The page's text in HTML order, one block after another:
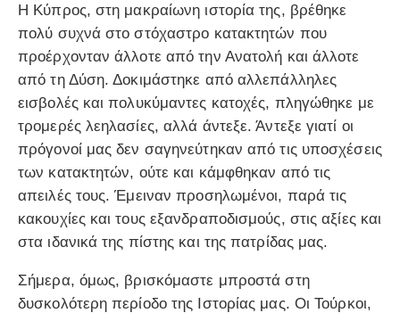
Η Κύπρος, στη μακραίωνη ιστορία της, βρέθηκε
πολύ συχνά στο στόχαστρο κατακτητών που
προέρχονταν άλλοτε από την Ανατολή και άλλοτε
από τη Δύση. Δοκιμάστηκε από αλλεπάλληλες
εισβολές και πολυκύμαντες κατοχές, πληγώθηκε με
τρομερές λεηλασίες, αλλά άντεξε. Άντεξε γιατί οι
πρόγονοί μας δεν σαγηνεύτηκαν από τις υποσχέσεις
των κατακτητών, ούτε και κάμφθηκαν από τις
απειλές τους. Έμειναν προσηλωμένοι, παρά τις
κακουχίες και τους εξανδραποδισμούς, στις αξίες και
στα ιδανικά της πίστης και της πατρίδας μας.
Σήμερα, όμως, βρισκόμαστε μπροστά στη
δυσκολότερη περίοδο της Ιστορίας μας. Οι Τούρκοι,